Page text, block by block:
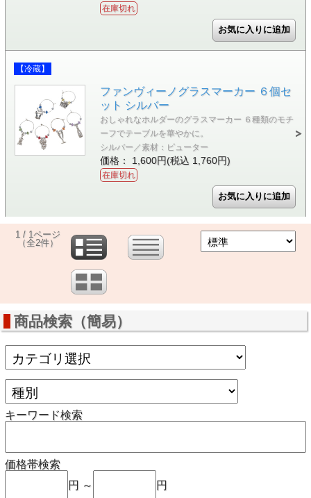
在庫切れ
【冷蔵】
ファンヴィーノグラスマーカー ６個セ
ット シルバー
おしゃれなホルダーのグラスマーカー ６種類のモチ
ーフでテーブルを華やかに。
シルバー／素材：ピューター
価格： 1,600円(税込 1,760円)
在庫切れ
1 / 1ページ
（全2件）
商品検索（簡易）
キーワード検索
価格帯検索
円 ～
円